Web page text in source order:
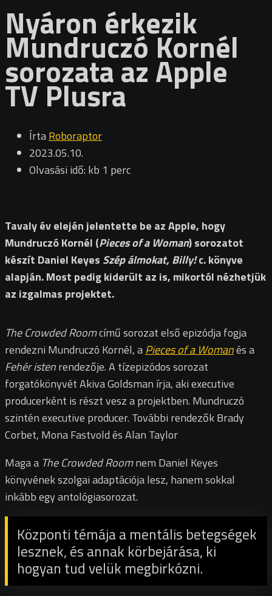
Nyáron érkezik
Mundruczó Kornél
sorozata az Apple
TV Plusra
ÍrtaRoboraptor
2023.05.10.
Olvasási idő: kb 1 perc
Tavaly év elején jelentette be az Apple, hogy
Mundruczó Kornél (Pieces of a Woman) sorozatot
készít Daniel Keyes Szép álmokat, Billy!c. könyve
alapján. Most pedig kiderült az is, mikortól nézhetjük
az izgalmas projektet.
The Crowded Roomcímű sorozat első epizódja fogja
rendezni Mundruczó Kornél, aPieces of a Womanés a
Fehér istenrendezője. A tízepizódos sorozat
forgatókönyvét Akiva Goldsman írja, aki executive
producerként is részt vesz a projektben. Mundruczó
szintén executive producer. További rendezők Brady
Corbet, Mona Fastvold és Alan Taylor
Maga a The Crowded Roomnem Daniel Keyes
könyvének szolgai adaptációja lesz, hanem sokkal
inkább egy antológiasorozat.
Központi témája a mentális betegségek
lesznek, és annak körbejárása, ki
hogyan tud velük megbirkózni.